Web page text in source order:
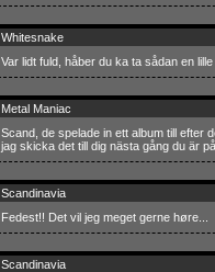
Whitesnake
Var lidt fuld, håber du ka ta sådan en
Metal Maniac
Scand, de spelade in ett album till efter
jag skicka det till dig nästa gång du är
Scandinavia
Fedest!! Det vil jeg meget gerne høre...
Scandinavia